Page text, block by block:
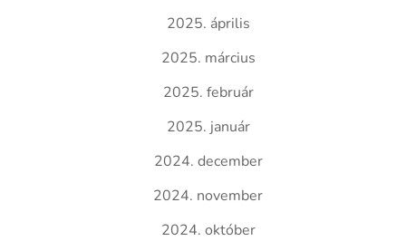
2025. április
2025. március
2025. február
2025. január
2024. december
2024. november
2024. október